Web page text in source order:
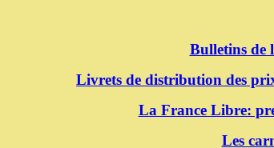
Bulletins de
Livrets de distribution des
La France Libre:
Les